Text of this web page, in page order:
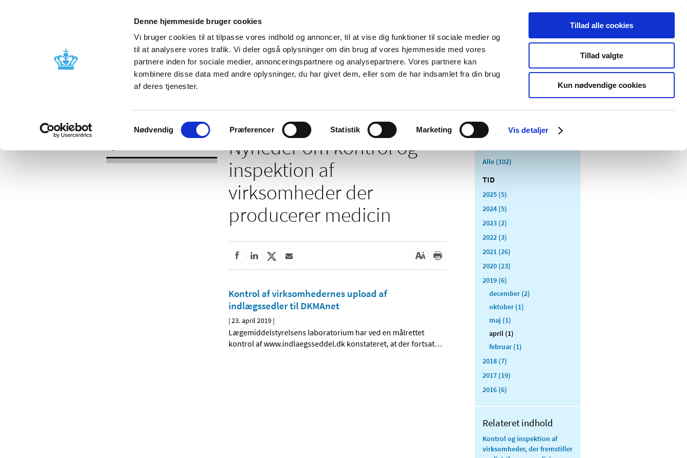
Denne hjemmeside bruger cookies
Vi bruger cookies til at tilpasse vores indhold og annoncer, til at vise dig funktioner til sociale medier og
til at analysere vores trafik. Vi deler også oplysninger om din brug af vores hjemmeside med vores
partnere inden for sociale medier, annonceringspartnere og analysepartnere. Vores partnere kan
kombinere disse data med andre oplysninger, du har givet dem, eller som de har indsamlet fra din brug
af deres tjenester.
Samtykkevalg
Nødvendig Præferencer Statistik Marketing Vis detaljer
Tillad alle cookies
Tillad valgte
Kun nødvendige cookies
Nyheder Om os Kontakt Udgivelser
Godkendelse og
Bivirkninger og
produktinformation
Tilskud og
Apoteker og salg af
Medicinsk
Særlige
produktområder
Nyheder om kontrol og
inspektion af
virksomheder der
producerer medicin
Kontrol af virksomhedernes upload af
indlægssedler til DKMAnet
|23. april 2019 |
Lægemiddelstyrelsens laboratorium har ved en målrettet
kontrol af www.indlaegsseddel.dk konstateret, at der fortsat…
Alle (102)
TID
2025 (5)
2024 (5)
2023 (2)
2022 (3)
2021 (26)
2020 (23)
2019 (6)
december (2)
oktober (1)
maj (1)
april (1)
februar (1)
2018 (7)
2017 (19)
2016 (6)
Relateret indhold
Kontrol og inspektion af
virksomheder, der fremstiller